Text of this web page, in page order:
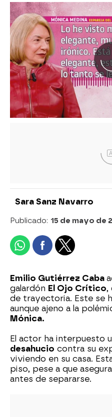
Sara Sanz Navarro
Publicado: 15 de mayo de
Emilio Gutiérrez Caba
galardón El Ojo Crítico,
de trayectoria. Este se
aunque ajeno a la
Mónica.
El actor ha interpuesto
desahucio contra su
viviendo en su casa.
piso, pese a que
antes de separarse.